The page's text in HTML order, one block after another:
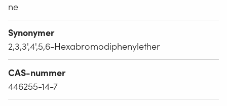
ne
Synonymer
2,3,3',4',5,6-Hexabromodiphenylether
CAS-nummer
446255-14-7